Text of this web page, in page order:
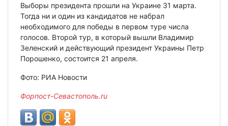
Выборы президента прошли на Украине 31 марта.
Тогда ни и один из кандидатов не набрал
необходимого для победы в первом туре числа
голосов. Второй тур, в который вышли Владимир
Зеленский и действующий президент Украины Петр
Порошенко, состоится 21 апреля.
Фото: РИА Новости
Форпост-Севастополь.ru